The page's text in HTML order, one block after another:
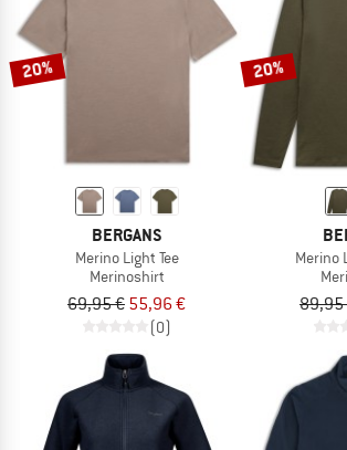
20%
BERGANS
Merino Light Tee
Merinoshirt
69,95 € 55,96 €
(0)
20%
Merino
89,95